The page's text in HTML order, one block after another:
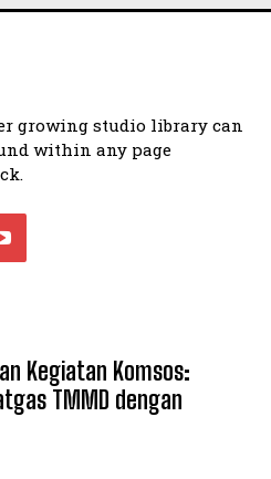
growing studio library can
within any page
Kegiatan Komsos:
TMMD dengan